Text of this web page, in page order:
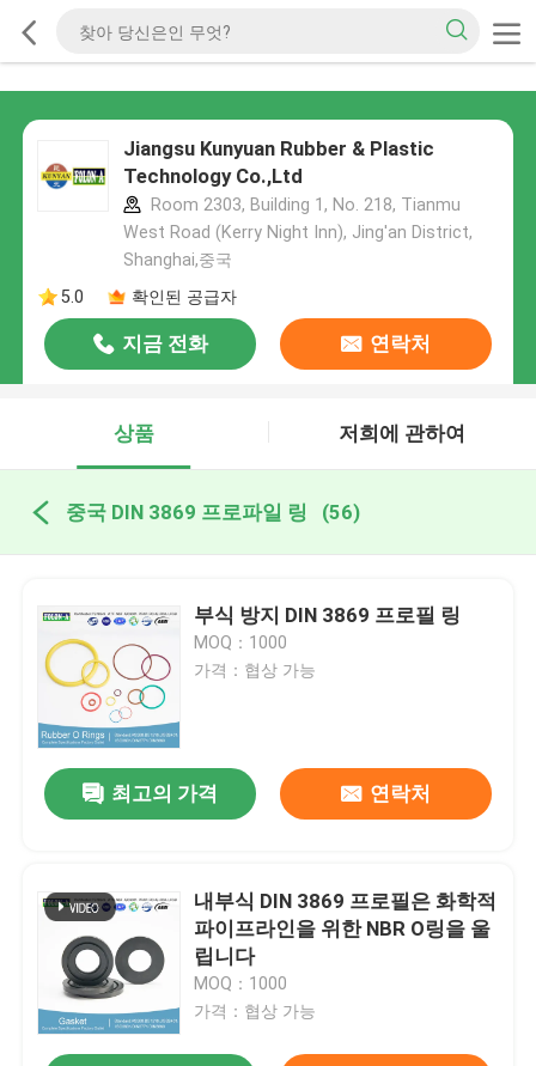
Jiangsu Kunyuan Rubber & Plastic
Technology Co.,Ltd
Room 2303, Building 1, No. 218, Tianmu
West Road (Kerry Night Inn), Jing'an District,
Shanghai,중국
5.0
확인된 공급자
지금 전화 연락처
상품 저희에 관하여
중국 DIN 3869 프로파일 링 (56)
부식 방지 DIN 3869 프로필 링
MOQ：1000
가격：협상 가능
최고의 가격 연락처
내부식 DIN 3869 프로필은 화학적
파이프라인을 위한 NBR O링을 울
립니다
MOQ：1000
가격：협상 가능